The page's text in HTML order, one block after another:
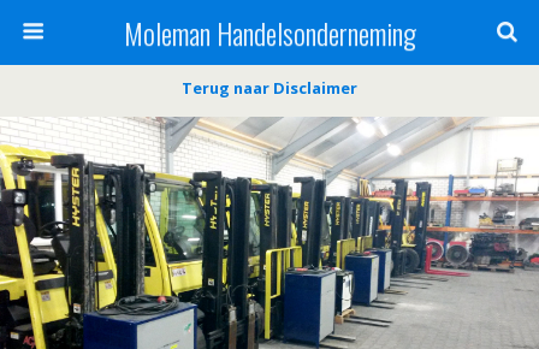
Moleman Handelsonderneming
Terug naar Disclaimer